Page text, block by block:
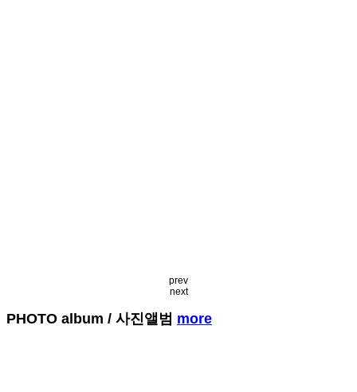
prev
next
PHOTO album / 사진앨범 more